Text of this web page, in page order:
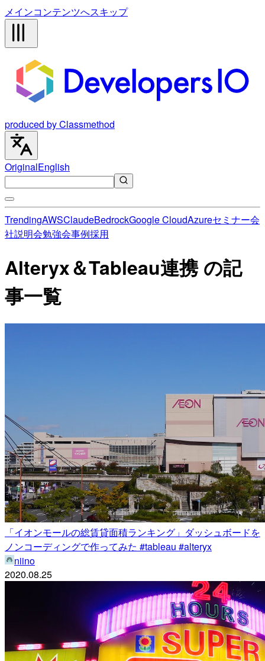
メインコンテンツへスキップ
produced by Classmethod
OriginalEnglish
TrendingAWSClaudeBedrockGoogle CloudAzureセミナー会
社説明会勉強会事例採用
Alteryx＆Tableau連携 の記
事一覧
「イオンモールの総賃貸面積ランキング」ダッシュボードを
ノンコーディングで作ってみた #tableau #alteryx
niino
2020.08.25